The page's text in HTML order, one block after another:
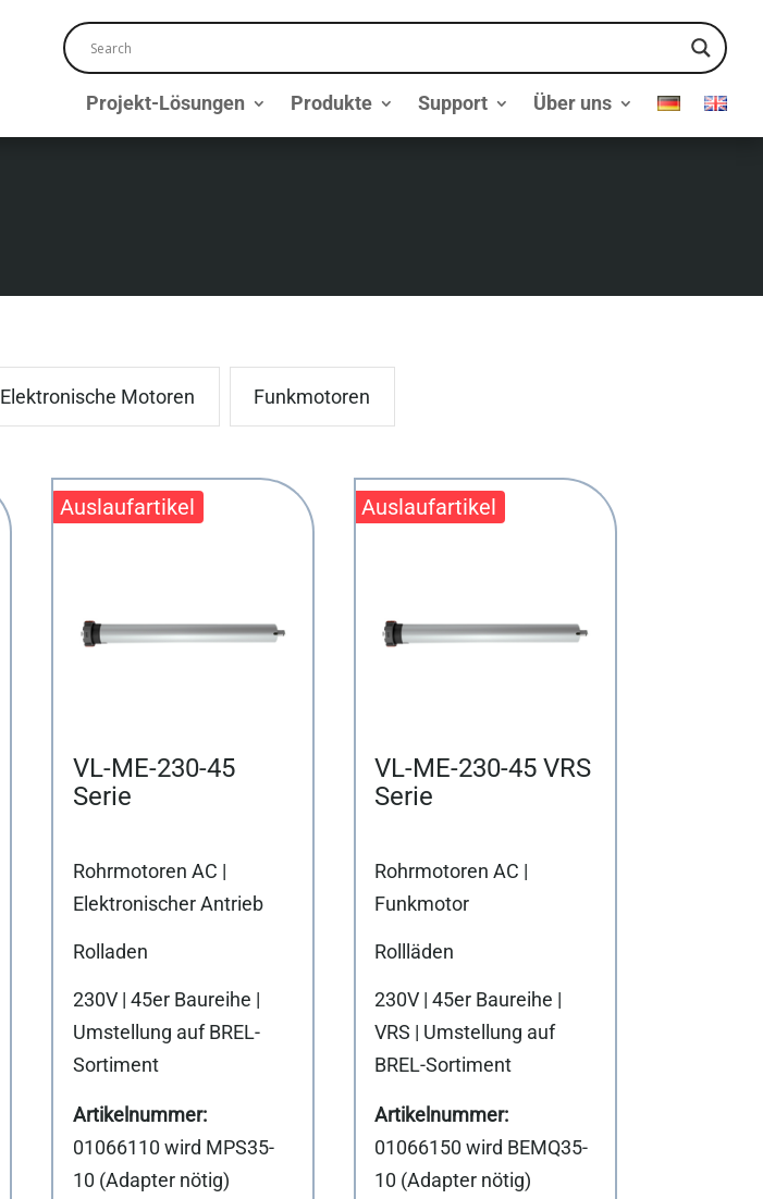
Projekt-Lösungen Produkte Support Über uns
Elektronische Motoren Funkmotoren
VL-ME-230-45
Serie
Rohrmotoren AC |
Elektronischer Antrieb
Rolladen
230V | 45er Baureihe |
Umstellung auf BREL-
Sortiment
01066110 wird MPS35-
10 (Adapter nötig)
VL-ME-230-45 VRS
Serie
Rohrmotoren AC |
Funkmotor
Rollläden
230V | 45er Baureihe |
VRS | Umstellung auf
BREL-Sortiment
01066150 wird BEMQ35-
10 (Adapter nötig)